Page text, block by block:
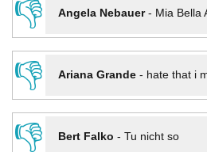
👎 Angela Nebauer- Mia Bella
👎
Ariana Grande- hate that i
👎
Bert Falko - Tu nicht so